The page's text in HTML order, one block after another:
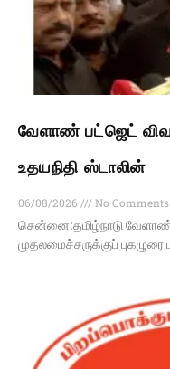
வேளாண் பட்ஜெட்
உதயநிதி ஸ்டாலின்
06/08/2026
No Comments
சென்னை:தமிழ்நாடு
முதலமைச்சருக்குப் புகழுரை